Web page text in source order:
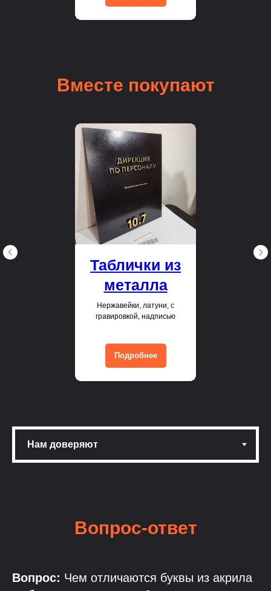
Вместе покупают
Таблички из
металла
Нержавейки, латуни, с
гравировкой, надписью
Подробнее
Вопрос-ответ
Вопрос: Чем отличаются буквы из акрила